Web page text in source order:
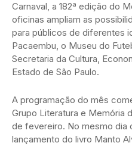
Carnaval, a 182ª edição do
oficinas ampliam as
para públicos de diferentes
Pacaembu, o Museu do
Secretaria da Cultura,
Estado de São Paulo.
A programação do mês
Grupo Literatura e Memória
de fevereiro. No mesmo dia
lançamento do livro Manto